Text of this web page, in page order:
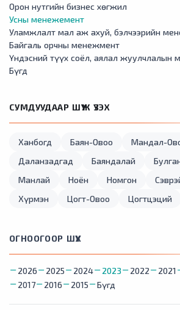
Орон нутгийн бизнес хөгжил
Усны менежемент
Уламжлалт мал аж ахуй, бэлчээрийн
Байгаль орчны менежмент
Үндэсний түүх соёл, аялал жуулчлалын
Бүгд
СУМДУУДААР ШҮҮЖ ҮЗЭХ
Ханбогд Баян-Овоо
Мандал-
Даланзадгад
Баяндалай
Манлай
Ноён Номгон
Хүрмэн
Цогт-Овоо Цогтцэций
ОГНООГООР ШҮҮХ
2026 2025 2024 2023 2022 2021
2017
2016 2015 Бүгд